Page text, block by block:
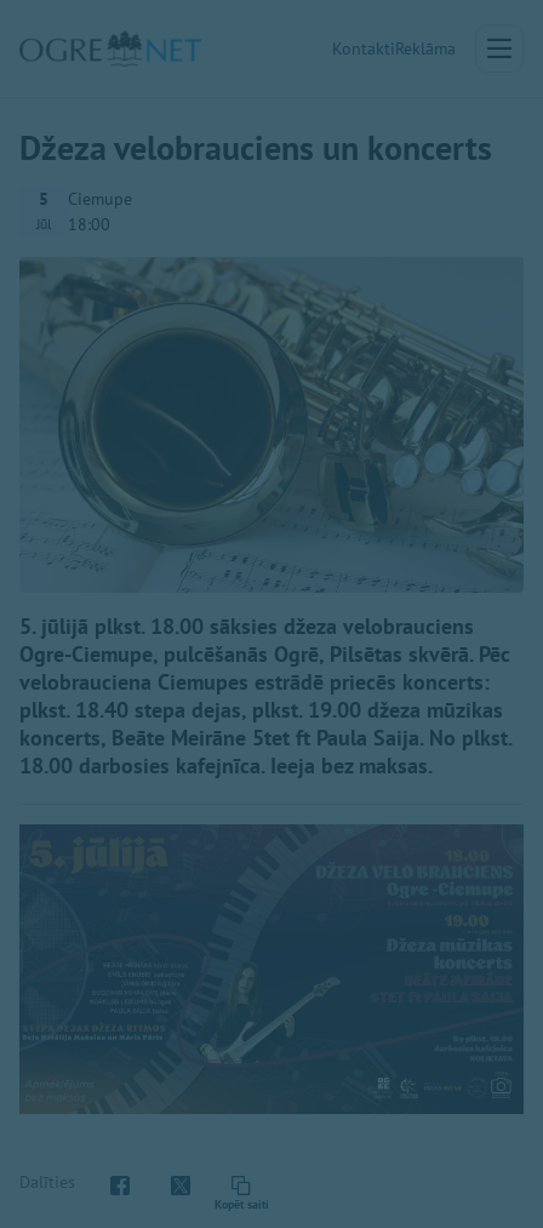
KontaktiReklāma
Džeza velobrauciens un koncerts
5
Jūl
Ciemupe
18:00
5. jūlijā plkst. 18.00 sāksies džeza velobrauciens
Ogre-Ciemupe, pulcēšanās Ogrē, Pilsētas skvērā. Pēc
velobrauciena Ciemupes estrādē priecēs koncerts:
plkst. 18.40 stepa dejas, plkst. 19.00 džeza mūzikas
koncerts, Beāte Meirāne 5tet ft Paula Saija. No plkst.
18.00 darbosies kafejnīca. Ieeja bez maksas.
Dalīties
Kopēt saiti